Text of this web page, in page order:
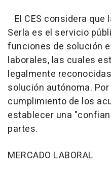
El CES considera que
Serla es el servicio
funciones de solución
laborales, las cuales
legalmente
solución autónoma.
cumplimiento de los
establecer una
partes.
MERCADO LABORAL